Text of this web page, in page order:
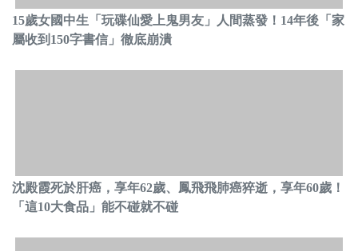
15歲女國中生「玩碟仙愛上鬼男友」人間蒸發！14年後「家
屬收到150字書信」徹底崩潰
沈殿霞死於肝癌，享年62歲、鳳飛飛肺癌猝逝，享年60歲！
「這10大食品」能不碰就不碰